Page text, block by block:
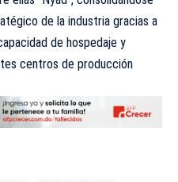
de la industria gracias a
de hospedaje y
centros de producción